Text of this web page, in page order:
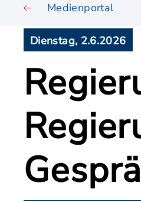
Medienportal
Dienstag, 2.6.2026